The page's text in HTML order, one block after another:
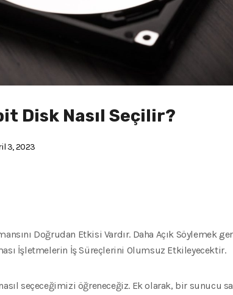
Disk Nasıl Seçilir?
3, 2023
Doğrudan Etkisi Vardır. Daha Açık Söylemek
İşletmelerin İş Süreçlerini Olumsuz Etkileyecektir.
seçeceğimizi öğreneceğiz. Ek olarak, bir sunucu